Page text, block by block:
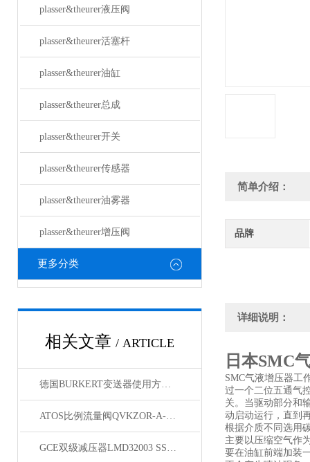
plasser&theurer液压阀
plasser&theurer活塞杆
plasser&theurer油缸
plasser&theurer总成
plasser&theurer开关
plasser&theurer传感器
plasser&theurer油雾器
plasser&theurer增压阀
更多分类
相关文章 / ARTICLE
德国BURKERT变送器使用方法与技术参数
ATOS比例流量阀QVKZOR-A-10/65意大利原装
GCE双级减压器LMD32003 SSF10定制型号
简单介绍：
品牌
详细说明：
日本SMC
SMC气液增压器工
过一个二位五通气
关。当驱动部分和
动启动运行，直到
根据介质不同选用
主要以压缩空气作
要在油缸前端加装